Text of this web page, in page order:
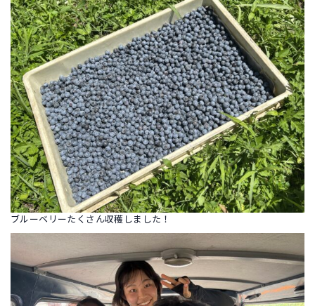
ブルーベリーたくさん収穫しました！